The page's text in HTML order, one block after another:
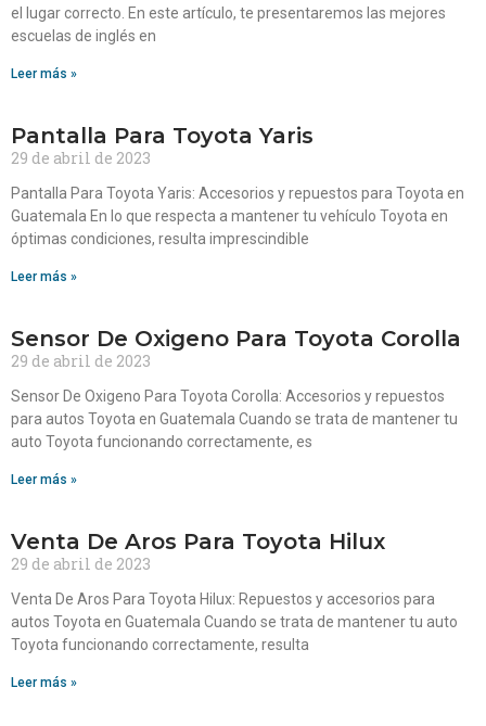
el lugar correcto. En este artículo, te presentaremos las mejores
escuelas de inglés en
Leer más »
Pantalla Para Toyota Yaris
29 de abril de 2023
Pantalla Para Toyota Yaris: Accesorios y repuestos para Toyota en
Guatemala En lo que respecta a mantener tu vehículo Toyota en
óptimas condiciones, resulta imprescindible
Leer más »
Sensor De Oxigeno Para Toyota Corolla
29 de abril de 2023
Sensor De Oxigeno Para Toyota Corolla: Accesorios y repuestos
para autos Toyota en Guatemala Cuando se trata de mantener tu
auto Toyota funcionando correctamente, es
Leer más »
Venta De Aros Para Toyota Hilux
29 de abril de 2023
Venta De Aros Para Toyota Hilux: Repuestos y accesorios para
autos Toyota en Guatemala Cuando se trata de mantener tu auto
Toyota funcionando correctamente, resulta
Leer más »